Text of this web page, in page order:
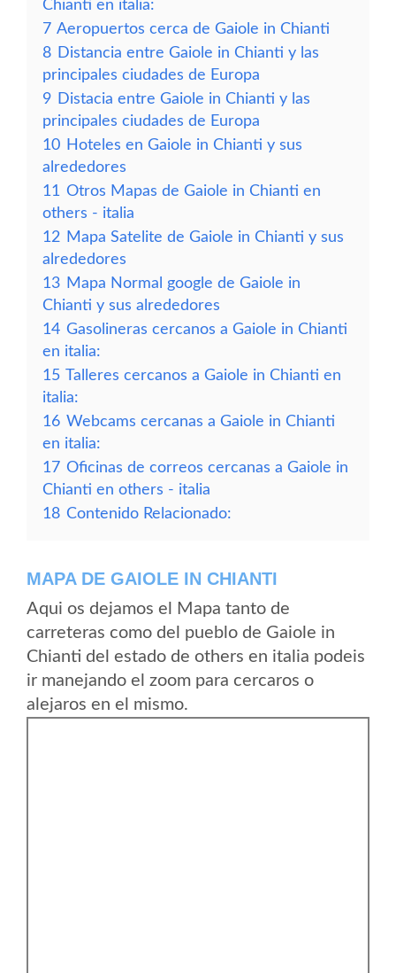
Chianti en italia:
7 Aeropuertos cerca de Gaiole in Chianti
8 Distancia entre Gaiole in Chianti y las
principales ciudades de Europa
9 Distacia entre Gaiole in Chianti y las
principales ciudades de Europa
10 Hoteles en Gaiole in Chianti y sus
alrededores
11 Otros Mapas de Gaiole in Chianti en
others - italia
12 Mapa Satelite de Gaiole in Chianti y sus
alrededores
13 Mapa Normal google de Gaiole in
Chianti y sus alrededores
14 Gasolineras cercanos a Gaiole in Chianti
en italia:
15 Talleres cercanos a Gaiole in Chianti en
italia:
16 Webcams cercanas a Gaiole in Chianti
en italia:
17 Oficinas de correos cercanas a Gaiole in
Chianti en others - italia
18 Contenido Relacionado:
MAPA DE GAIOLE IN CHIANTI
Aqui os dejamos el Mapa tanto de
carreteras como del pueblo de Gaiole in
Chianti del estado de others en italia podeis
ir manejando el zoom para cercaros o
alejaros en el mismo.